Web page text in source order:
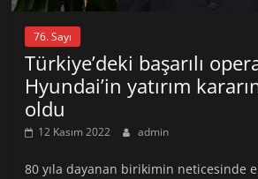
76. Sayı
Türkiye’deki başarılı
Hyundai’in yatırım
oldu
12 Kasım 2022 admin
80 yıla dayanan birikimin neticesinde